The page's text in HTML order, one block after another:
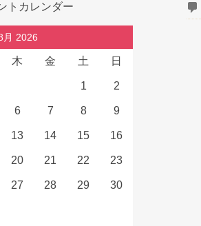
トカレンダー
月 2026
木 金 土 日
1 2
6 7 8 9
13 14 15 16
20 21 22 23
27 28 29 30